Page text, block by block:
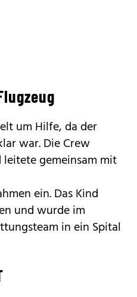
um Hilfe, da der
war. Die Crew
gemeinsam mit
ein. Das Kind
und wurde im
in ein Spital